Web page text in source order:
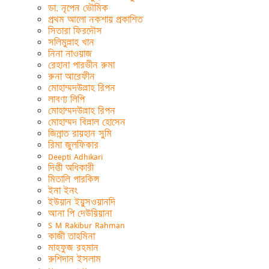
ডা. নৃপেন ভৌমিক
প্রথম আলো নকশায় প্রকাশিত
সিতারা ফিরদৌস
সলিমুল্লাহ খান
নিনা নাওয়াজ
রেহানা পারভীন রুমা
রুনা আরেফীন
মোহাম্মদউল্লাহ রিপন
লাবণ্য লিপি
মোহাম্মদউল্লাহ রিপন
মোহাম্মদ বিল্লাল হোসেন
জিন্নাত রায়হান সুমি
রিমা জুলফিকার
Deepti Adhikari
দিপ্তী অধিকারী
মিতালি পারকিন্স
ইনা ইনং
ইউয়ান ইয়ুসওয়ানদি
আনা পি দেউয়িয়ানা
S M Rakibur Rahman
কাজী তাহমিনা
মাহফুজ রহমান
রুশিদান ইসলাম